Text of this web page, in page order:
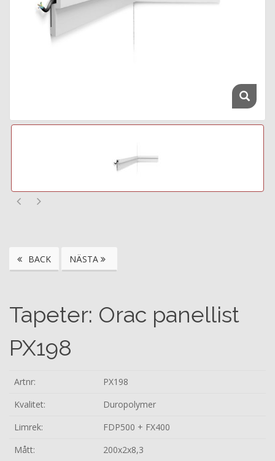
BACK NÄSTA
Tapeter: Orac panellist
PX198
Artnr:
PX198
Kvalitet:
Duropolymer
Limrek:
FDP500 + FX400
Mått:
200x2x8,3